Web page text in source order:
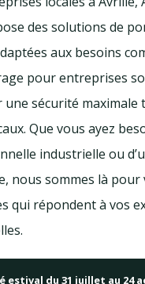
des solutions de
aux besoins
pour entreprises
sécurité maximale
Que vous ayez
industrielle ou
nous sommes là
qui répondent à vos
estival du 31 juillet au 24